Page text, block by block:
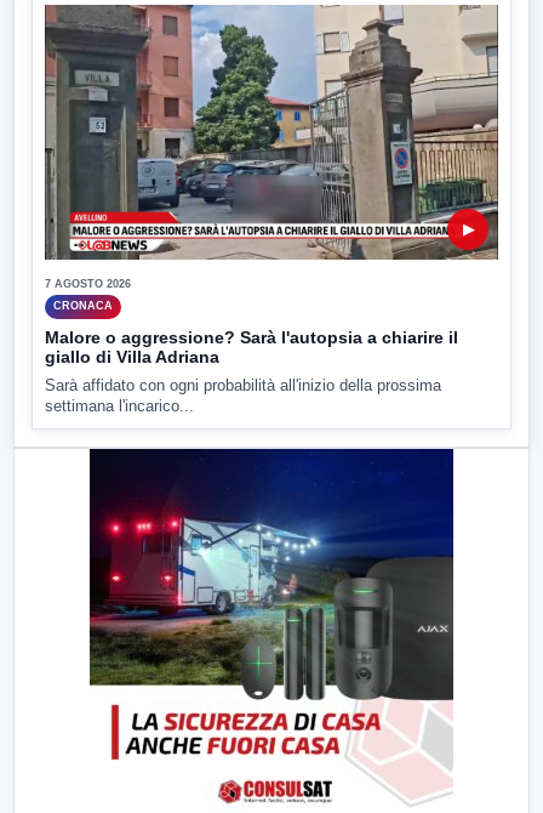
▶
7 AGOSTO 2026
CRONACA
Malore o aggressione? Sarà l'autopsia a chiarire il
giallo di Villa Adriana
Sarà affidato con ogni probabilità all'inizio della prossima
settimana l'incarico...